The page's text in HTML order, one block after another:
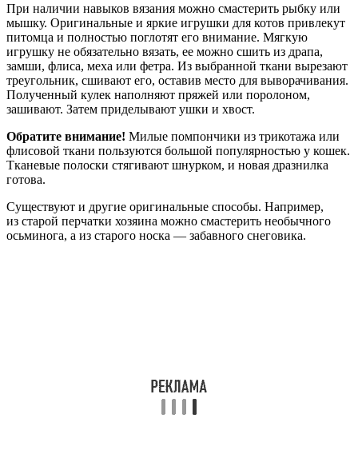
При наличии навыков вязания можно смастерить рыбку или
мышку. Оригинальные и яркие игрушки для котов привлекут
питомца и полностью поглотят его внимание. Мягкую
игрушку не обязательно вязать, ее можно сшить из драпа,
замши, флиса, меха или фетра. Из выбранной ткани вырезают
треугольник, сшивают его, оставив место для выворачивания.
Полученный кулек наполняют пряжей или поролоном,
зашивают. Затем приделывают ушки и хвост.
Обратите внимание! Милые помпончики из трикотажа или
флисовой ткани пользуются большой популярностью у кошек.
Тканевые полоски стягивают шнурком, и новая дразнилка
готова.
Существуют и другие оригинальные способы. Например,
из старой перчатки хозяина можно смастерить необычного
осьминога, а из старого носка — забавного снеговика.